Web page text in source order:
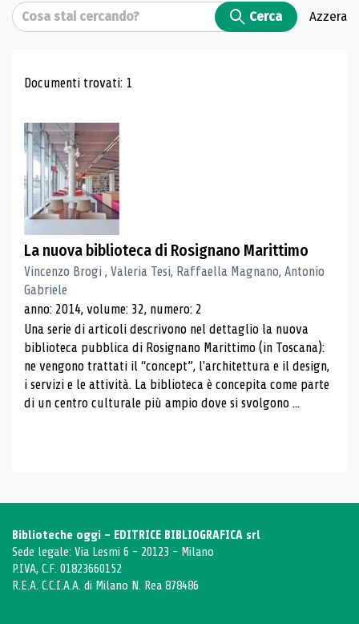
Cerca Cerca Azzera
Risultati di ricerca
Documenti trovati: 1
La nuova biblioteca di Rosignano Marittimo
Vincenzo Brogi , Valeria Tesi, Raffaella Magnano, Antonio
Gabriele
anno: 2014, volume: 32, numero: 2
Una serie di articoli descrivono nel dettaglio la nuova
biblioteca pubblica di Rosignano Marittimo (in Toscana):
ne vengono trattati il ​​“concept”, l'architettura e il design,
i servizi e le attività. La biblioteca è concepita come parte
di un centro culturale più ampio dove si svolgono ...
Biblioteche oggi - EDITRICE BIBLIOGRAFICA srl
Sede legale: Via Lesmi 6 - 20123 - Milano
P.IVA, C.F. 01823660152
R.E.A. C.C.I.A.A. di Milano N. Rea 878486